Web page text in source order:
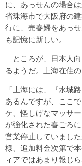
に、あっせんの場合
省珠海市で大阪府の
行に、売春婦をあっ
も記憶に新しい。
ところが、日本人
るようだ。上海在住
「上海には、『水城
あるんですが、ここ
ケ、怪しげなマッサ
が強化された春ごろ
営業停止していまし
様、追加料金次第で
ィアではあまり報じ